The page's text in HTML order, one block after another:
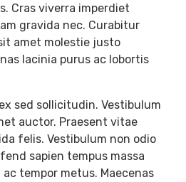
Cras viverra imperdiet
gravida nec. Curabitur
amet molestie justo
lacinia purus ac lobortis
sed sollicitudin. Vestibulum
auctor. Praesent vitae
felis. Vestibulum non odio
sapien tempus massa
tempor metus. Maecenas